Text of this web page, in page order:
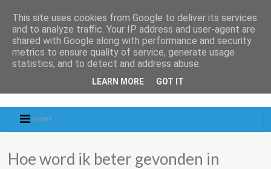
MENU
Hoe word ik beter gevonden in
This site uses cookies from Google to deliver its services
and to analyze traffic. Your IP address and user-agent are
shared with Google along with performance and security
metrics to ensure quality of service, generate usage
statistics, and to detect and address abuse.
LEARN MORE GOT IT